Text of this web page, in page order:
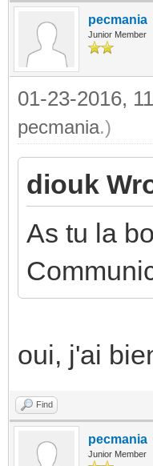
pecmania
Junior Member
01-23-2016,
pecmania.)
diouk
As tu la
oui, j'ai
Find
pecmania
Junior Member